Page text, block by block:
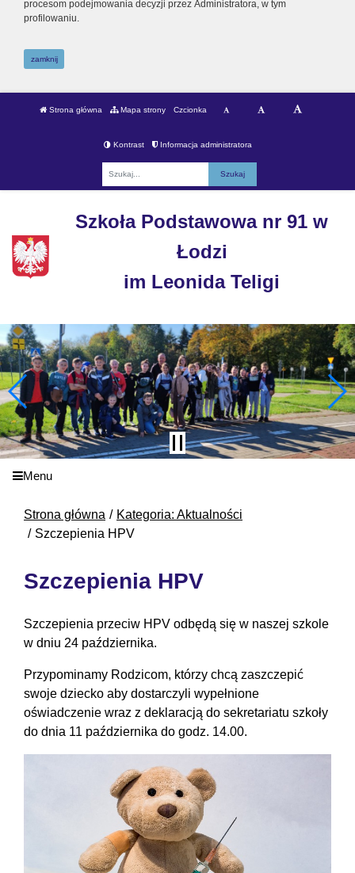
procesom podejmowania decyzji przez Administratora, w tym
profilowaniu.
zamknij
Strona główna Mapa strony Czcionka
Kontrast Informacja administratora
Szkoła Podstawowa nr 91 w
Łodzi
im Leonida Teligi
Menu
Strona główna
Kategoria: Aktualności
Szczepienia HPV
Szczepienia HPV
Szczepienia przeciw HPV odbędą się w naszej szkole
w dniu 24 października.
Przypominamy Rodzicom, którzy chcą zaszczepić
swoje dziecko aby dostarczyli wypełnione
oświadczenie wraz z deklaracją do sekretariatu szkoły
do dnia 11 października do godz. 14.00.